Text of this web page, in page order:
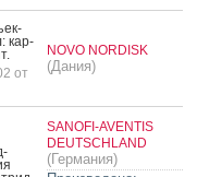
кар­
от
NOVO NORDISK
(Дания)
SANOFI-AVENTIS
DEUTSCHLAND
(Германия)